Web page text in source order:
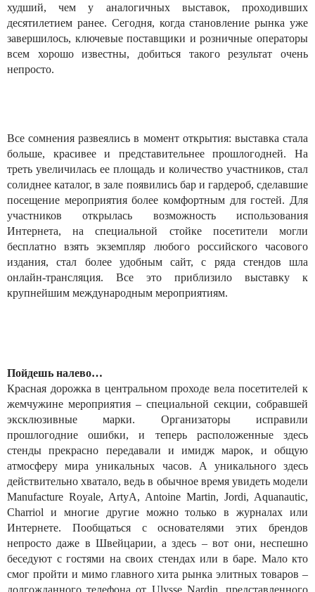
худший, чем у аналогичных выставок, проходивших
десятилетием ранее. Сегодня, когда становление рынка уже
завершилось, ключевые поставщики и розничные операторы
всем хорошо известны, добиться такого результат очень
непросто.
Все сомнения развеялись в момент открытия: выставка стала
больше, красивее и представительнее прошлогодней. На
треть увеличилась ее площадь и количество участников, стал
солиднее каталог, в зале появились бар и гардероб, сделавшие
посещение мероприятия более комфортным для гостей. Для
участников открылась возможность использования
Интернета, на специальной стойке посетители могли
бесплатно взять экземпляр любого российского часового
издания, стал более удобным сайт, с ряда стендов шла
онлайн-трансляция. Все это приблизило выставку к
крупнейшим международным мероприятиям.
Пойдешь налево…
Красная дорожка в центральном проходе вела посетителей к
жемчужине мероприятия – специальной секции, собравшей
эксклюзивные марки. Организаторы исправили
прошлогодние ошибки, и теперь расположенные здесь
стенды прекрасно передавали и имидж марок, и общую
атмосферу мира уникальных часов. А уникального здесь
действительно хватало, ведь в обычное время увидеть модели
Manufacture Royale, ArtyA, Antoine Martin, Jordi, Aquanautic,
Charriol и многие другие можно только в журналах или
Интернете. Пообщаться с основателями этих брендов
непросто даже в Швейцарии, а здесь – вот они, неспешно
беседуют с гостями на своих стендах или в баре. Мало кто
смог пройти и мимо главного хита рынка элитных товаров –
долгожданного телефона от Ulysse Nardin, представленного